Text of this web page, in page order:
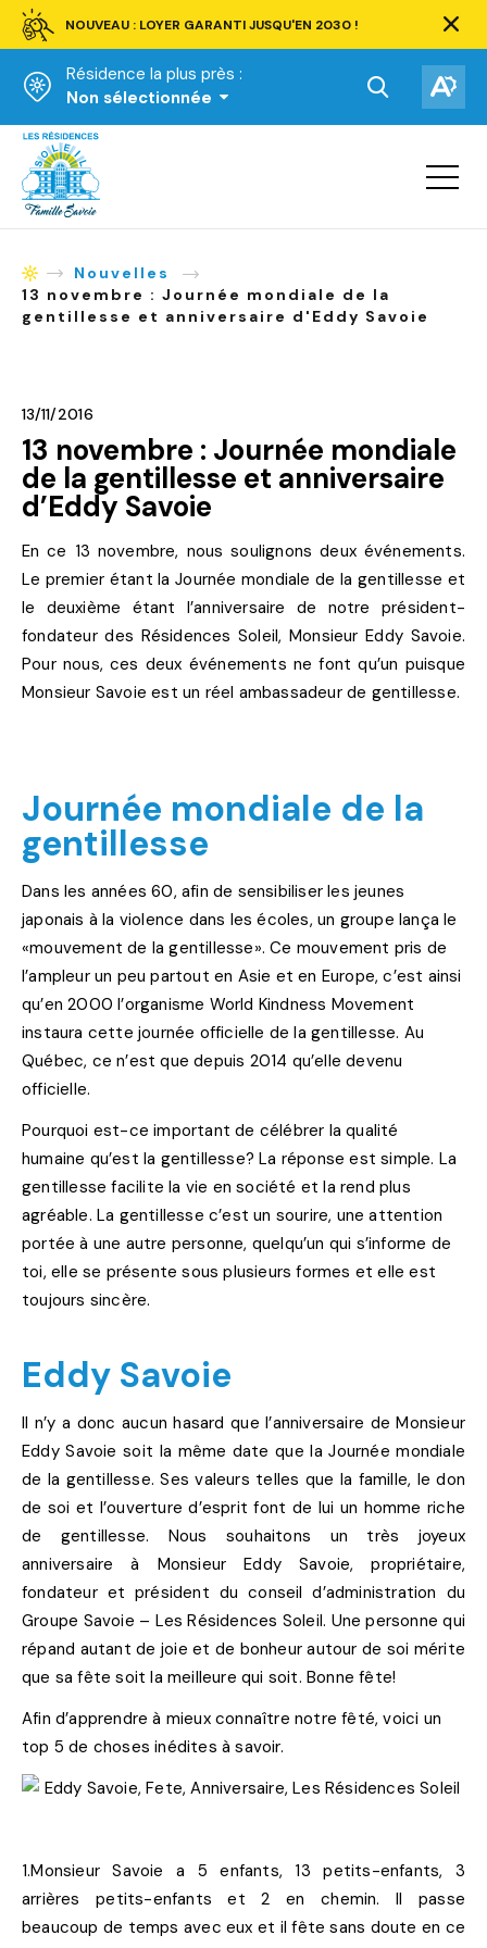
NOUVEAU : LOYER GARANTI JUSQU'EN 2030 !
barre
Résidence la plus près :
Non sélectionnée
Ouvrir
la
recherche.
la
Accueil
Ouvrir
la
AccueilNouvelles
13 novembre : Journée mondiale de la
gentillesse et anniversaire d'Eddy Savoie
13/11/2016
13 novembre : Journée mondiale
de la gentillesse et anniversaire
d’Eddy Savoie
En ce 13 novembre, nous soulignons deux événements.
Le premier étant la Journée mondiale de la gentillesse et
le deuxième étant l’anniversaire de notre président-
fondateur des Résidences Soleil, Monsieur Eddy Savoie.
Pour nous, ces deux événements ne font qu’un puisque
Monsieur Savoie est un réel ambassadeur de gentillesse.
Journée mondiale de la
gentillesse
Dans les années 60, afin de sensibiliser les jeunes
japonais à la violence dans les écoles, un groupe lança le
«mouvement de la gentillesse». Ce mouvement pris de
l’ampleur un peu partout en Asie et en Europe, c’est ainsi
qu’en 2000 l’organisme World Kindness Movement
instaura cette journée officielle de la gentillesse. Au
Québec, ce n’est que depuis 2014 qu’elle devenu
officielle.
Pourquoi est-ce important de célébrer la qualité
humaine qu’est la gentillesse? La réponse est simple. La
gentillesse facilite la vie en société et la rend plus
agréable. La gentillesse c’est un sourire, une attention
portée à une autre personne, quelqu’un qui s’informe de
toi, elle se présente sous plusieurs formes et elle est
toujours sincère.
Eddy Savoie
Il n’y a donc aucun hasard que l’anniversaire de Monsieur
Eddy Savoie soit la même date que la Journée mondiale
de la gentillesse. Ses valeurs telles que la famille, le don
de soi et l’ouverture d’esprit font de lui un homme riche
de gentillesse. Nous souhaitons un très joyeux
anniversaire à Monsieur Eddy Savoie, propriétaire,
fondateur et président du conseil d’administration du
Groupe Savoie – Les Résidences Soleil. Une personne qui
répand autant de joie et de bonheur autour de soi mérite
que sa fête soit la meilleure qui soit. Bonne fête!
Afin d’apprendre à mieux connaître notre fêté, voici un
top 5 de choses inédites à savoir.
1.Monsieur Savoie a 5 enfants, 13 petits-enfants, 3
arrières petits-enfants et 2 en chemin. Il passe
beaucoup de temps avec eux et il fête sans doute en ce